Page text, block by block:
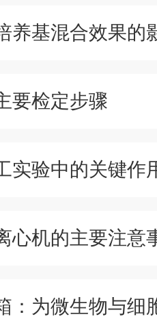
养基混合效果的
要检定步骤
实验中的关键作
心机的主要注意